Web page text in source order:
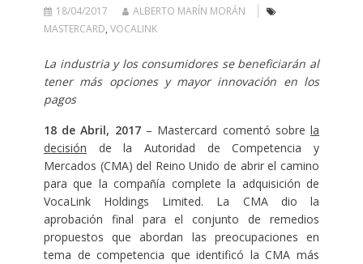
18/04/2017
ALBERTO MARÍN MORÁN
MASTERCARD, VOCALINK
La industria y los consumidores se beneficiarán al
tener más opciones y mayor innovación en los
pagos
18 de Abril, 2017– Mastercard comentó sobrela
decisión de la Autoridad de Competencia y
Mercados (CMA) del Reino Unido de abrir el camino
para que la compañía complete la adquisición de
VocaLink Holdings Limited. La CMA dio la
aprobación final para el conjunto de remedios
propuestos que abordan las preocupaciones en
tema de competencia que identificó la CMA más